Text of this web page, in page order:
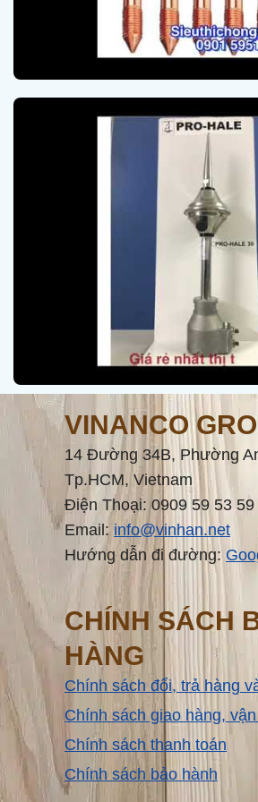
VINANCO
14 Đường 34B, Phường
Tp.HCM, Vietnam
Điện Thoại: 0909 59 53 59
Email: info@vinhan.net
Hướng dẫn đi đường:
CHÍNH SÁCH
HÀNG
Chính sách đổi, trả hàng
Chính sách giao hàng,
Chính sách thanh toán
Chính sách bảo hành